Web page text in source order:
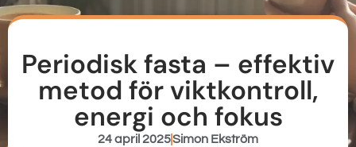
Periodisk fasta – effektiv
metod för viktkontroll,
energi och fokus
24 april 2025Simon Ekström